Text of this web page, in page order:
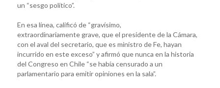
un “sesgo político”.
En esa línea, calificó de “gravísimo,
extraordinariamente grave, que el presidente de la Cámara,
con el aval del secretario, que es ministro de Fe, hayan
incurrido en este exceso” y afirmó que nunca en la historia
del Congreso en Chile “se había censurado a un
parlamentario para emitir opiniones en la sala”.